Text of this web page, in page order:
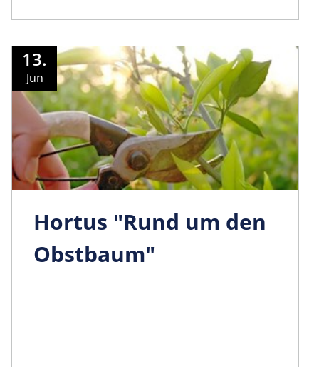
13.
Jun
Hortus "Rund um den
Obstbaum"